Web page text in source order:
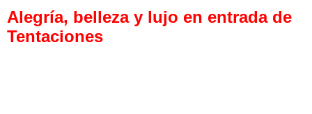
Alegría, belleza y lujo en entrada de
Tentaciones